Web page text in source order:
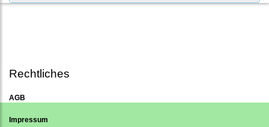
Rechtliches
AGB
Impressum